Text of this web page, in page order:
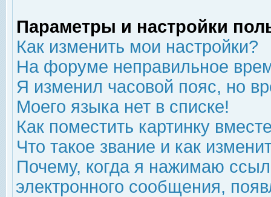
Параметры и настройки
Как изменить мои настройки?
На форуме неправильное
Я изменил часовой пояс, но
Моего языка нет в списке!
Как поместить картинку
Что такое звание и как
Почему, когда я нажимаю
электронного сообщения,